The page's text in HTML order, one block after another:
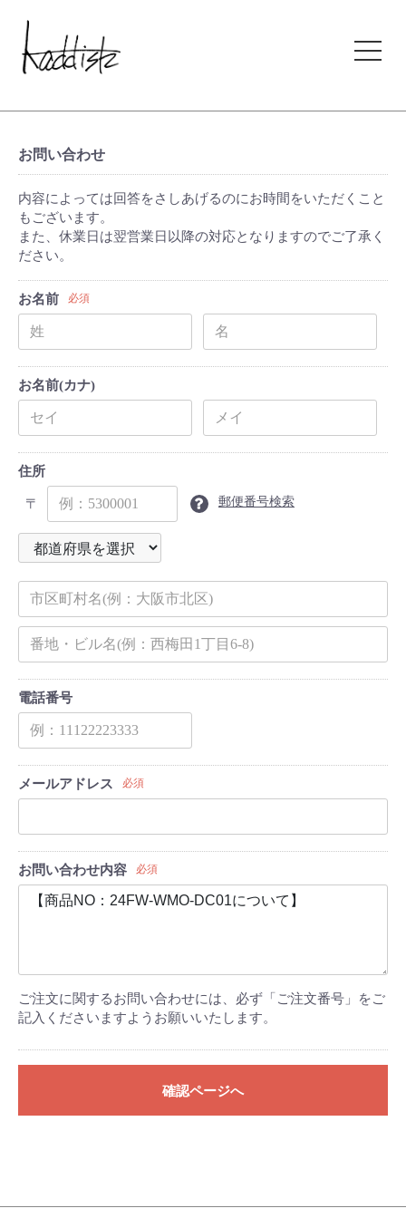
kaddish development store
お問い合わせ
内容によっては回答をさしあげるのにお時間をいただくこと
もございます。
また、休業日は翌営業日以降の対応となりますのでご了承く
ださい。
お名前 必須
お名前(カナ)
住所
〒 郵便番号検索
電話番号
メールアドレス 必須
お問い合わせ内容 必須
ご注文に関するお問い合わせには、必ず「ご注文番号」をご
記入くださいますようお願いいたします。
確認ページへ